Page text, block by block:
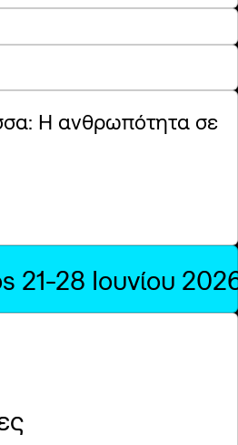
Η ανθρωπότητα σε
21-28 Ιουνίου